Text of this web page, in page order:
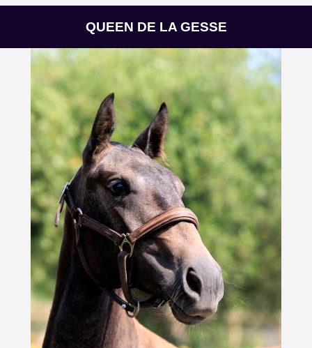
QUEEN DE LA GESSE